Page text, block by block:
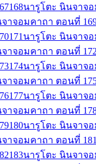
168นารูโตะ นินจาจ
าจอมคาถา ตอนที่
171 นารูโตะ นินจาจ
าจอมคาถา ตอนที่ 172
174นารูโตะ นินจาจ
าจอมคาถา ตอนที่
177นารูโตะ นินจาจ
าจอมคาถา ตอนที่
180นารูโตะ นินจาจ
าจอมคาถา ตอนที่ 181
183นารูโตะ นินจาจ